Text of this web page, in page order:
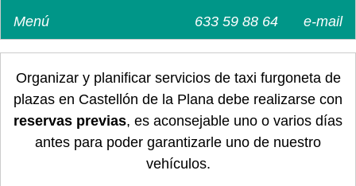
e-mail
633 59 88 64
Menú
Organizar y planificar servicios de taxi furgoneta de
plazas en Castellón de la Plana debe realizarse con
reservas previas, es aconsejable uno o varios días
antes para poder garantizarle uno de nuestro
vehículos.